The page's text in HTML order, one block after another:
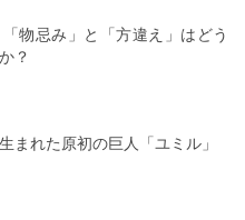
物忌み」と「方違え」はどう
？
まれた原初の巨人「ユミル」